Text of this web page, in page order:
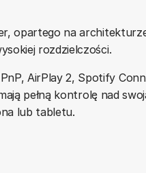
opartego na
rozdzielczości.
AirPlay 2, Spotify
pełną kontrolę nad
lub tabletu.